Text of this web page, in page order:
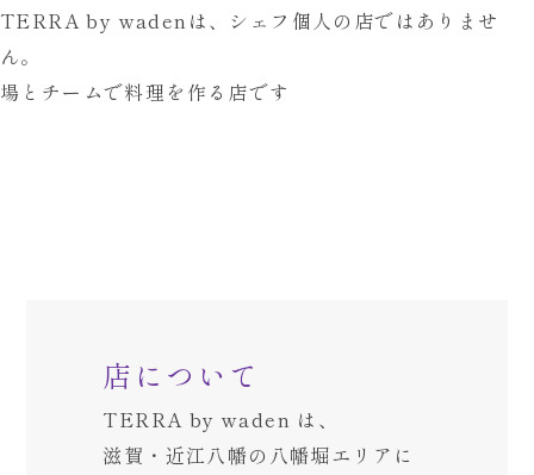
TERRA by wadenは、 シェフ個人の店ではありませ
ん。
場とチームで料理を作る店です
店について
TERRA by waden は、
滋賀・近江八幡の八幡堀エリアに